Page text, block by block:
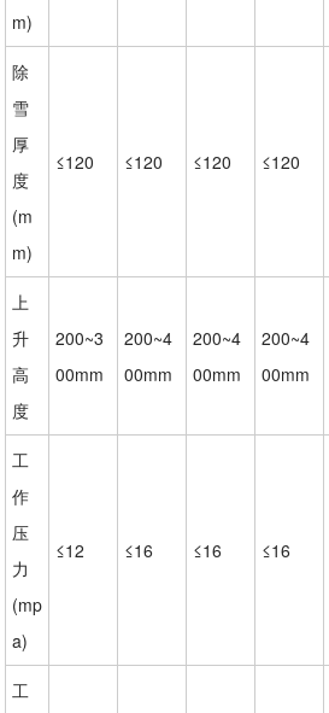
m)
除
雪
厚
度
(m
m)
≤120 ≤120 ≤120 ≤120
上
升
高
度
200~3
00mm
200~4
00mm
200~4
00mm
200~4
00mm
工
作
压
力
(mp
a)
≤12 ≤16 ≤16 ≤16
工